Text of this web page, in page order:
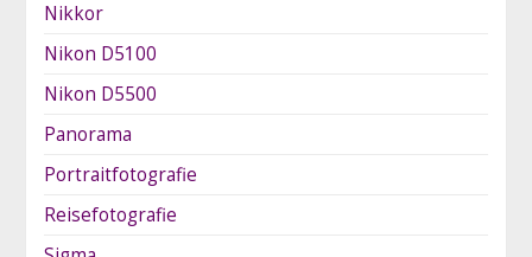
Nikkor
Nikon D5100
Nikon D5500
Panorama
Portraitfotografie
Reisefotografie